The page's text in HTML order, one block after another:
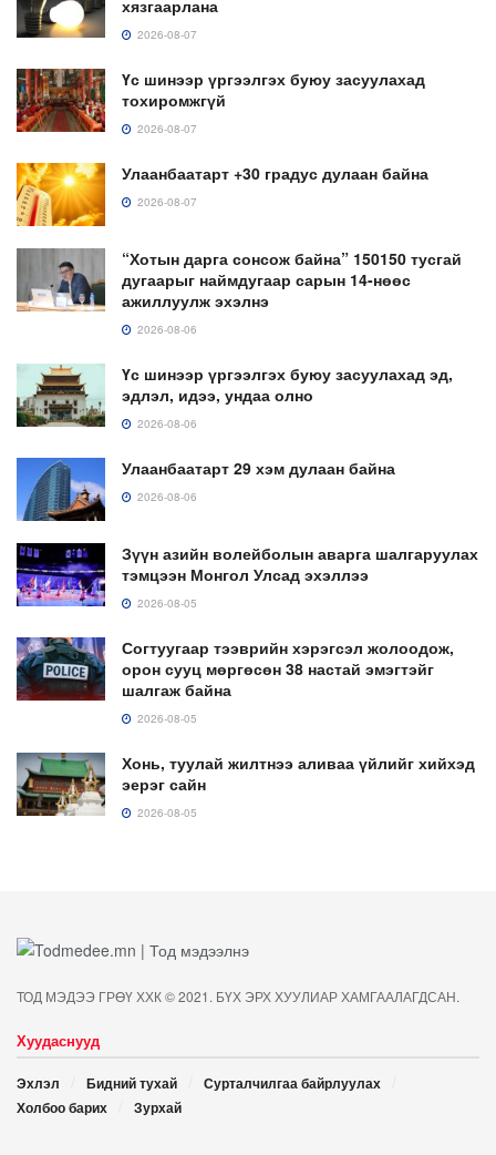
хязгаарлана
2026-08-07
Үс шинээр үргээлгэх буюу засуулахад
тохиромжгүй
2026-08-07
Улаанбаатарт +30 градус дулаан байна
2026-08-07
“Хотын дарга сонсож байна” 150150 тусгай
дугаарыг наймдугаар сарын 14-нөөс
ажиллуулж эхэлнэ
2026-08-06
Үс шинээр үргээлгэх буюу засуулахад эд,
эдлэл, идээ, ундаа олно
2026-08-06
Улаанбаатарт 29 хэм дулаан байна
2026-08-06
Зүүн азийн волейболын аварга шалгаруулах
тэмцээн Монгол Улсад эхэллээ
2026-08-05
Согтуугаар тээврийн хэрэгсэл жолоодож,
орон сууц мөргөсөн 38 настай эмэгтэйг
шалгаж байна
2026-08-05
Хонь, туулай жилтнээ аливаа үйлийг хийхэд
эерэг сайн
2026-08-05
ТОД МЭДЭЭ ГРӨҮ ХХК © 2021. БҮХ ЭРХ ХУУЛИАР ХАМГААЛАГДСАН.
Хуудаснууд
Эхлэл Бидний тухай
Сурталчилгаа байрлуулах
Холбоо барих
Зурхай